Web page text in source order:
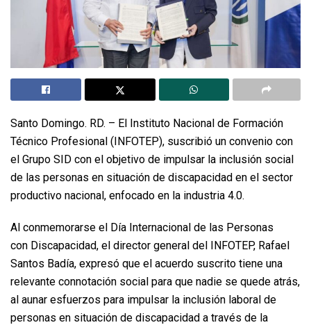
Santo Domingo. RD. – El Instituto Nacional de Formación
Técnico Profesional (INFOTEP), suscribió un convenio con
el Grupo SID con el objetivo de impulsar la inclusión social
de las personas en situación de discapacidad en el sector
productivo nacional, enfocado en la industria 4.0.
Al conmemorarse el Día Internacional de las Personas
con Discapacidad, el director general del INFOTEP, Rafael
Santos Badía, expresó que el acuerdo suscrito tiene una
relevante connotación social para que nadie se quede atrás,
al aunar esfuerzos para impulsar la inclusión laboral de
personas en situación de discapacidad a través de la